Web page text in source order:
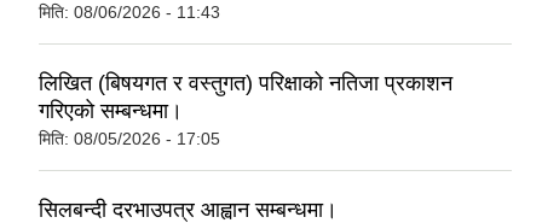
मिति: 08/06/2026 - 11:43
लिखित (बिषयगत र वस्तुगत) परिक्षाको नतिजा प्रकाशन
गरिएको सम्बन्धमा।
मिति: 08/05/2026 - 17:05
सिलबन्दी दरभाउपत्र आह्वान सम्बन्धमा।